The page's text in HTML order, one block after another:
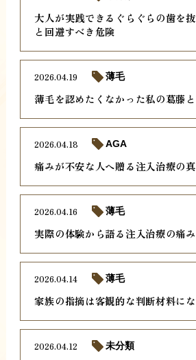
大人が実践できるぐらぐらの歯を
と回避すべき危険
薄毛を認めたくなかった私の葛藤
2026.04.19 薄毛
痛みが不安な人へ贈る注入治療の
2026.04.18 AGA
実際の体験から語る注入治療の痛
2026.04.16 薄毛
家族の指摘は客観的な判断材料に
2026.04.14 薄毛
2026.04.12 未分類